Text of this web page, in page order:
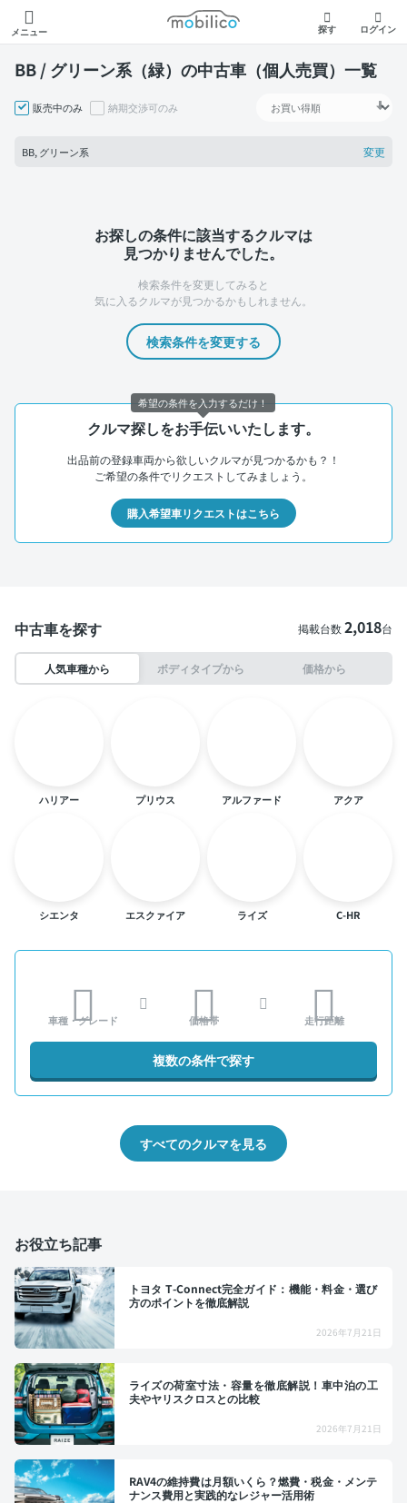
メニュー
モビリコ
探す ログイン
BB / グリーン系（緑）の中古車（個人売買）一覧
販売中のみ 納期交渉可のみ
BB, グリーン系 変更
お探しの条件に該当するクルマは
見つかりませんでした。
検索条件を変更してみると
気に入るクルマが見つかるかもしれません。
検索条件を変更する
クルマ探しをお手伝いいたします。
出品前の登録車両から欲しいクルマが見つかるかも？！
ご希望の条件でリクエストしてみましょう。
購入希望車リクエストはこちら
中古車を探す 掲載台数2,018台
人気車種から ボディタイプから 価格から
ハリアー プリウス アルファード アクア
シエンタ エスクァイア ライズ C-HR
車種・グレード 価格帯 走行距離
複数の条件で探す
すべてのクルマを見る
お役立ち記事
トヨタ T-Connect完全ガイド：機能・料金・選び
方のポイントを徹底解説
2026年7月21日
ライズの荷室寸法・容量を徹底解説！車中泊の工
夫やヤリスクロスとの比較
2026年7月21日
RAV4の維持費は月額いくら？燃費・税金・メンテ
ナンス費用と実践的なレジャー活用術
希望の条件を入力するだけ！